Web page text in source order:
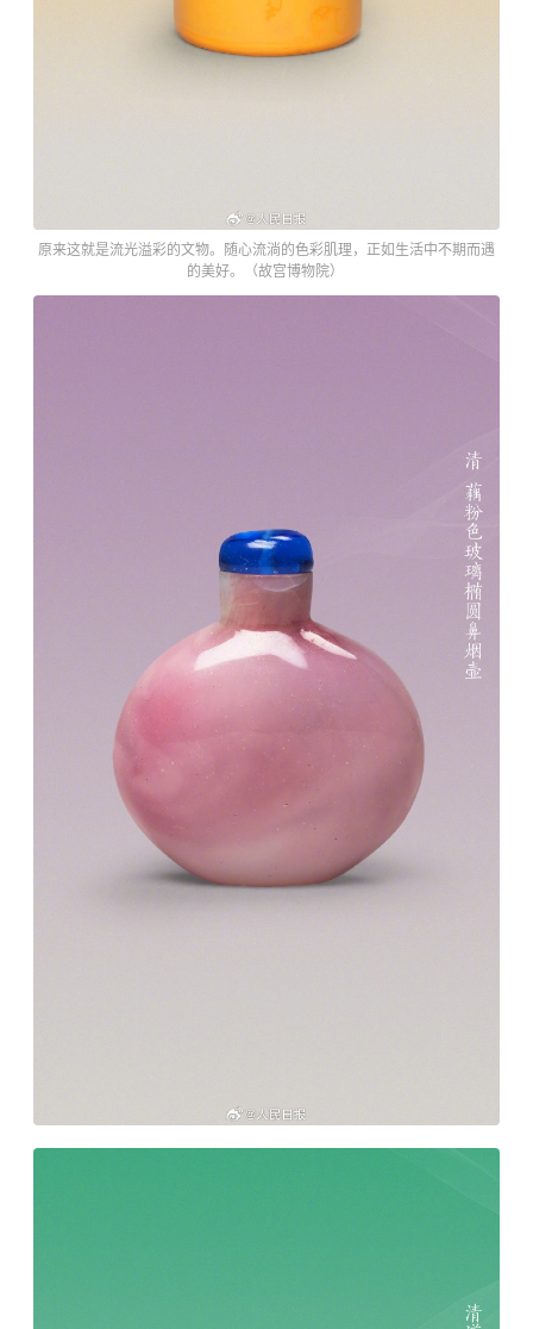
原来这就是流光溢彩的文物。随心流淌的色彩肌理，正如生活中不期而遇
的美好。（故宫博物院） ​​​